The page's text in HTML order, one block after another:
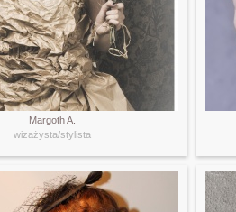
Margoth A.
wizażysta/stylista